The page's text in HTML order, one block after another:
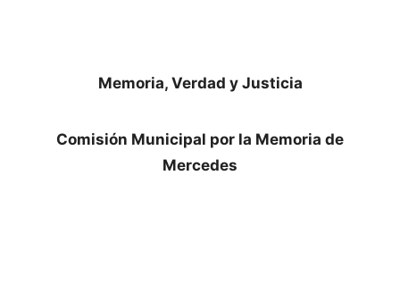
Memoria, Verdad y Justicia
Comisión Municipal por la Memoria de
Mercedes